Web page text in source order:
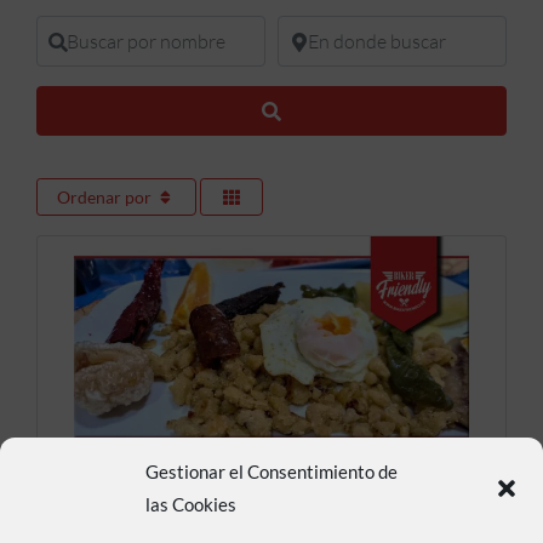
Gestionar el Consentimiento de
las Cookies
Buscar por nombre En donde buscar
Ordenar por
Bar los Barcos